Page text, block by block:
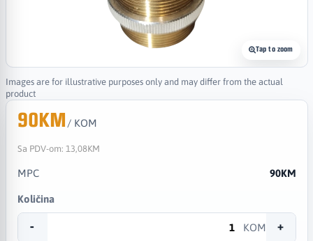
Tap to zoom
Images are for illustrative purposes only and may differ from the actual
product
90KM / KOM
Sa PDV-om: 13,08KM
MPC 90KM
Količina
- KOM +